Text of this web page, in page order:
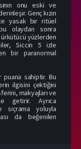
onu eski ve
Genç kızın
yasak bir ritüel
olaydan sonra
yüzlerden
Siccin 5 izle
bir paranormal
puana sahiptir. Bu
ilgisini çektiğini
makyajları ve
getirir. Ayrıca
sıçrama yoluyla
da beğenilen